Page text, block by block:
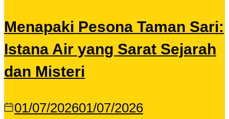
Menapaki Pesona Taman Sari:
Istana Air yang Sarat Sejarah
dan Misteri
01/07/202601/07/2026